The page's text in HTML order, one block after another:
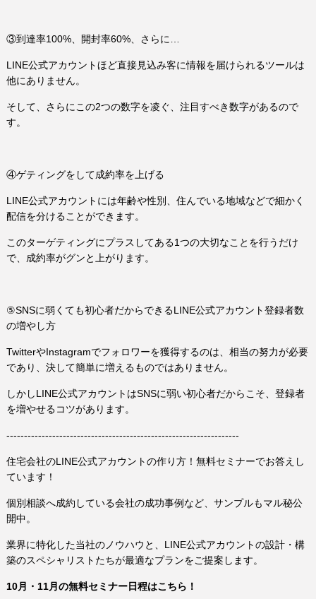
③到達率100%、開封率60%、さらに…
LINE公式アカウントほど直接見込み客に情報を届けられるツールは
他にありません。
そして、さらにこの2つの数字を凌ぐ、注目すべき数字があるので
す。
④ゲティングをして成約率を上げる
LINE公式アカウントには年齢や性別、住んでいる地域などで細かく
配信を分けることができます。
このターゲティングにプラスしてある1つの大切なことを行うだけ
で、成約率がグンと上がります。
⑤SNSに弱くても初心者だからできるLINE公式アカウント登録者数
の増やし方
TwitterやInstagramでフォロワーを獲得するのは、相当の努力が必要
であり、決して簡単に増えるものではありません。
しかしLINE公式アカウントはSNSに弱い初心者だからこそ、登録者
を増やせるコツがあります。
------------------------------------------------------------------
住宅会社のLINE公式アカウントの作り方！無料セミナーでお答えし
ています！
個別相談へ成約している会社の成功事例など、サンプルもマル秘公
開中。
業界に特化した当社のノウハウと、LINE公式アカウントの設計・構
築のスペシャリストたちが最適なプランをご提案します。
10月・11月の無料セミナー日程はこちら！